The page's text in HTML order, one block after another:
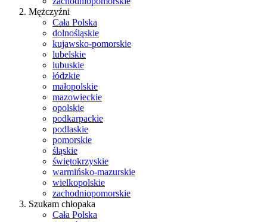
Mężczyźni
Cała Polska
dolnośląskie
kujawsko-pomorskie
lubelskie
lubuskie
łódzkie
małopolskie
mazowieckie
opolskie
podkarpackie
podlaskie
pomorskie
śląskie
świętokrzyskie
warmińsko-mazurskie
wielkopolskie
zachodniopomorskie
Szukam chłopaka
Cała Polska